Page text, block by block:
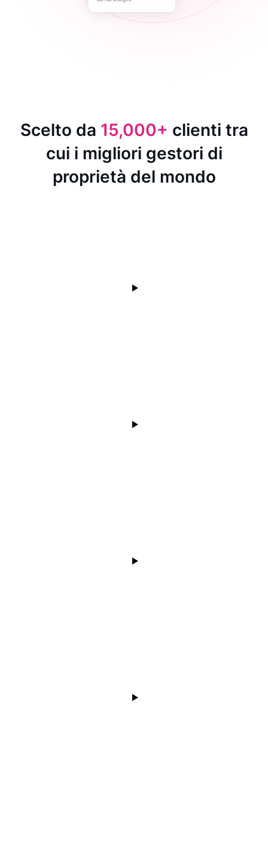
Scelto da 15,000+ clienti tra
cui i migliori gestori di
proprietà del mondo